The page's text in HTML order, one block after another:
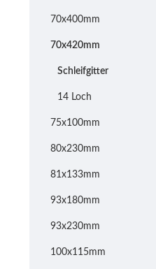
70x400mm
70x420mm
Schleifgitter
14 Loch
75x100mm
80x230mm
81x133mm
93x180mm
93x230mm
100x115mm